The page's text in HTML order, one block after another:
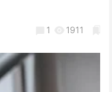
1 1911